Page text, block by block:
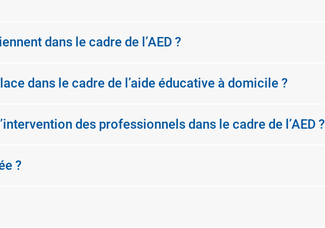
dans le cadre de l’AED ?
dans le cadre de l’aide éducative à domicile ?
des professionnels dans le cadre de l’AED ?
?